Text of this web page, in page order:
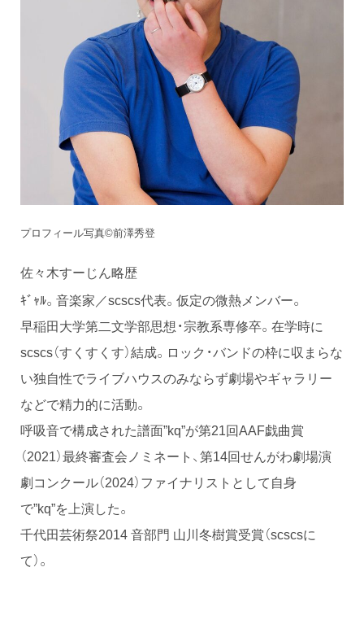
プロフィール写真©️前澤秀登
佐々木すーじん略歴
ｷﾞｬﾙ。音楽家／scscs代表。仮定の微熱メンバー。
早稲田大学第二文学部思想・宗教系専修卒。在学時に
scscs（すくすくす）結成。ロック・バンドの枠に収まらな
い独自性でライブハウスのみならず劇場やギャラリー
などで精力的に活動。
呼吸音で構成された譜面”kq”が第21回AAF戯曲賞
（2021）最終審査会ノミネート、第14回せんがわ劇場演
劇コンクール（2024）ファイナリストとして自身
で”kq”を上演した。
千代田芸術祭2014 音部門 山川冬樹賞受賞（scscsに
て）。